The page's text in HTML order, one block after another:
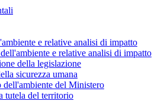
e relative analisi di impatto
e relative analisi di impatto
della legislazione
sicurezza umana
dell'ambiente del Ministero
tutela del territorio